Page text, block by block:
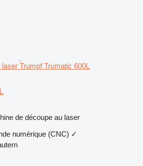
Trumpf Trumatic 600L
de découpe au laser
numérique (CNC) ✓